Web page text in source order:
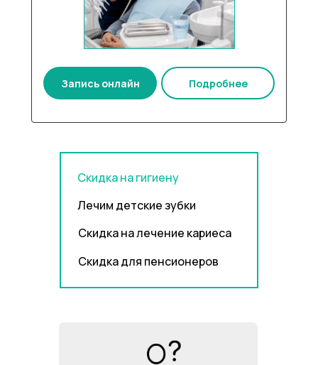
Лечим детские зубки
Скидка на гигиену
Скидка на лечение кариеса
Запись онлайн Подробнее
Скидка для пенсионеров